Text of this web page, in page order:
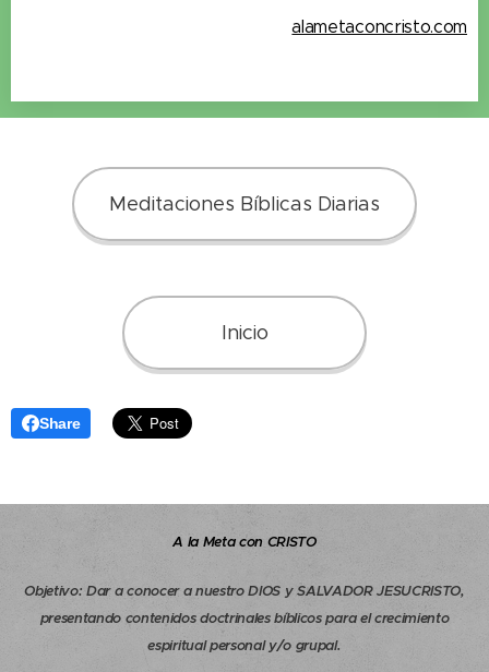
alametaconcristo.com
Meditaciones Bíblicas Diarias
Inicio
Share
A la Meta con CRISTO
Objetivo:Dar a conocer a nuestro DIOS y SALVADOR JESUCRISTO,
presentando contenidos doctrinales bíblicos para el crecimiento
espiritual personal y/o grupal.